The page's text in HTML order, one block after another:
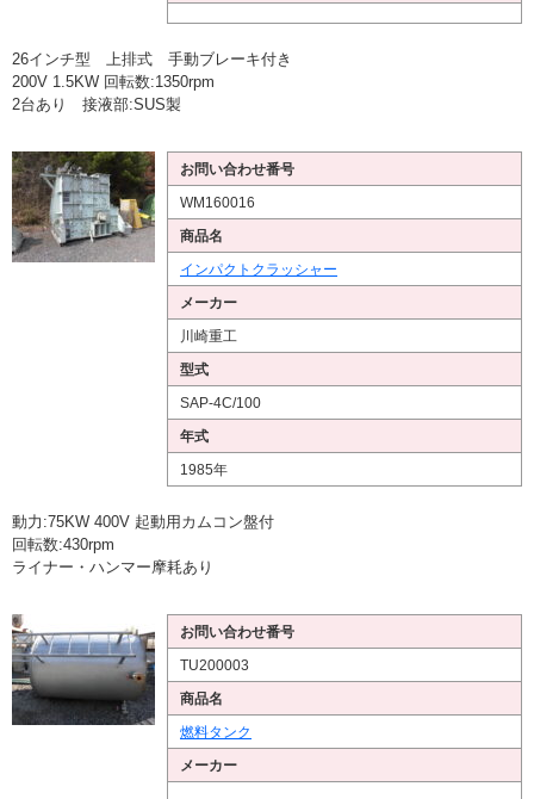
26インチ型 上排式 手動ブレーキ付き
200V 1.5KW 回転数:1350rpm
2台あり 接液部:SUS製
お問い合わせ番号
WM160016
商品名
インパクトクラッシャー
メーカー
川崎重工
型式
SAP-4C/100
年式
1985年
動力:75KW 400V 起動用カムコン盤付
回転数:430rpm
ライナー・ハンマー摩耗あり
お問い合わせ番号
TU200003
商品名
燃料タンク
メーカー